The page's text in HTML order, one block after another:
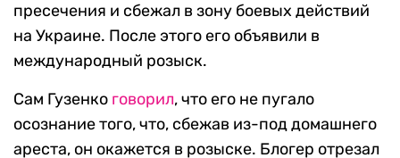
пресечения и сбежал в зону боевых действий
на Украине. После этого его объявили в
международный розыск.
Сам Гузенко говорил, что его не пугало
осознание того, что, сбежав из-под домашнего
ареста, он окажется в розыске. Блогер отрезал